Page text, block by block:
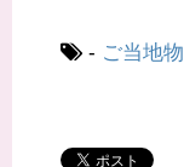
で
開
- ご当地物